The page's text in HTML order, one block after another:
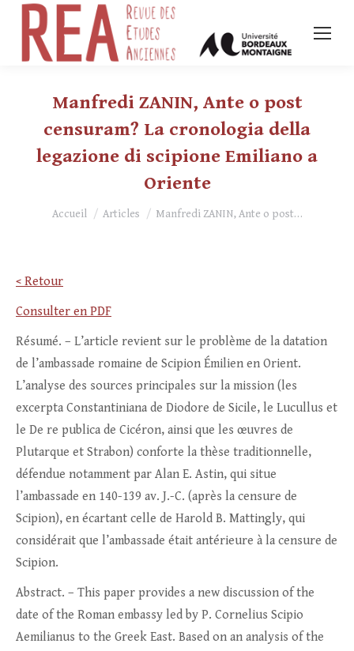
Manfredi ZANIN, Ante o post
censuram? La cronologia della
legazione di scipione Emiliano a
Oriente
Vous êtes ici :
Accueil Articles Manfredi ZANIN, Ante o post…
< Retour
Consulter en PDF
Résumé. – L’article revient sur le problème de la datation
de l’ambassade romaine de Scipion Émilien en Orient.
L’analyse des sources principales sur la mission (les
excerpta Constantiniana de Diodore de Sicile, le Lucullus et
le De re publica de Cicéron, ainsi que les œuvres de
Plutarque et Strabon) conforte la thèse traditionnelle,
défendue notamment par Alan E. Astin, qui situe
l’ambassade en 140-139 av. J.-C. (après la censure de
Scipion), en écartant celle de Harold B. Mattingly, qui
considérait que l’ambassade était antérieure à la censure de
Scipion.
Abstract. – This paper provides a new discussion of the
date of the Roman embassy led by P. Cornelius Scipio
Aemilianus to the Greek East. Based on an analysis of the